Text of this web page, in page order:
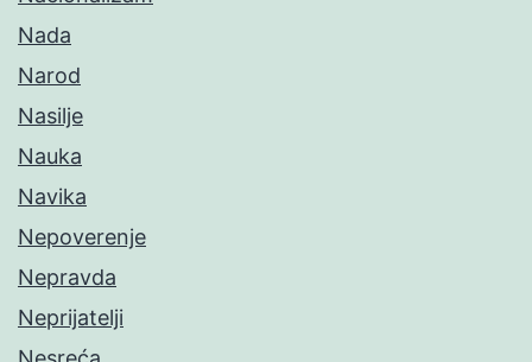
Nada
Narod
Nasilje
Nauka
Navika
Nepoverenje
Nepravda
Neprijatelji